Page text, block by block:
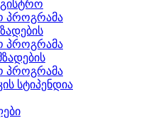
პროგრამა
პროგრამა
პროგრამა
სტიპენდია